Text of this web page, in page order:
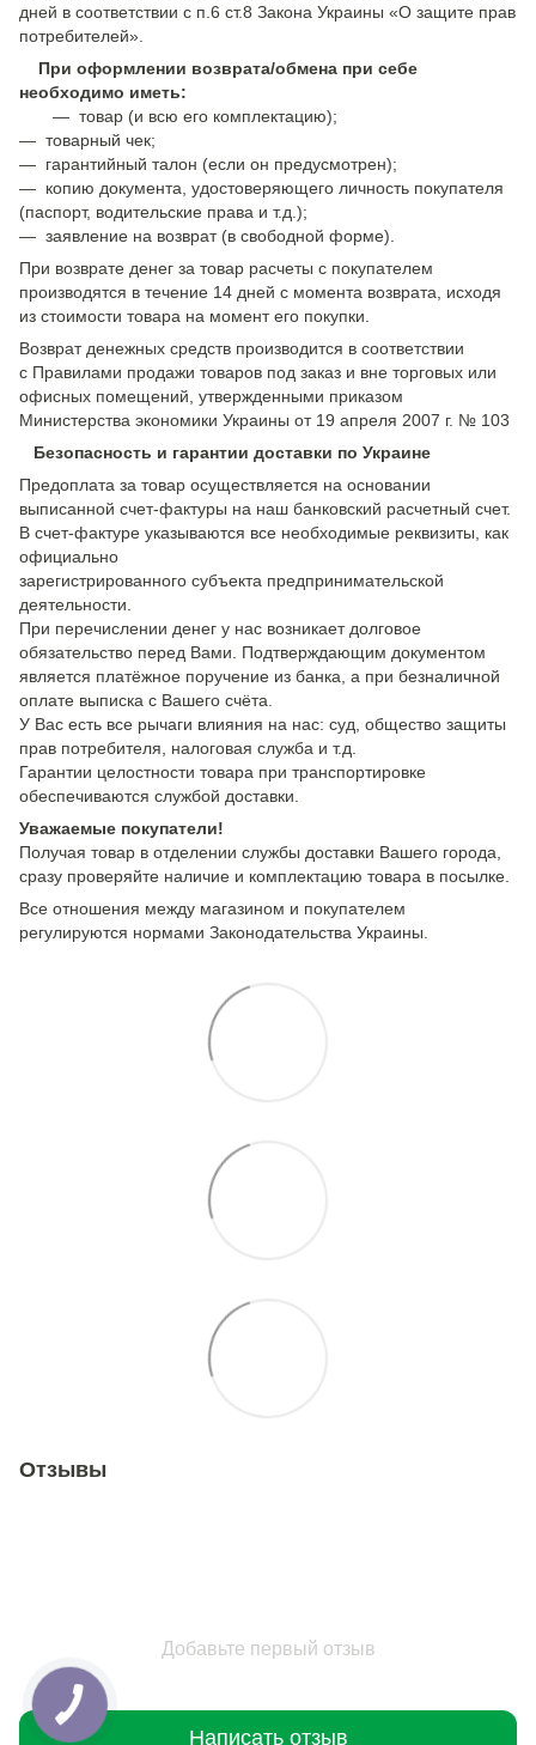
дней в соответствии с п.6 ст.8 Закона Украины «О защите прав
потребителей».
При оформлении возврата/обмена при себе
необходимо иметь:
— товар (и всю его комплектацию);
— товарный чек;
— гарантийный талон (если он предусмотрен);
— копию документа, удостоверяющего личность покупателя
(паспорт, водительские права и т.д.);
— заявление на возврат (в свободной форме).
При возврате денег за товар расчеты с покупателем
производятся в течение 14 дней с момента возврата, исходя
из стоимости товара на момент его покупки.
Возврат денежных средств производится в соответствии
с Правилами продажи товаров под заказ и вне торговых или
офисных помещений, утвержденными приказом
Министерства экономики Украины от 19 апреля 2007 г. № 103
Безопасность и гарантии доставки по Украине
Предоплата за товар осуществляется на основании
выписанной счет-фактуры на наш банковский расчетный счет.
В счет-фактуре указываются все необходимые реквизиты, как
официально
зарегистрированного субъекта предпринимательской
деятельности.
При перечислении денег у нас возникает долговое
обязательство перед Вами. Подтверждающим документом
является платёжное поручение из банка, а при безналичной
оплате выписка с Вашего счёта.
У Вас есть все рычаги влияния на нас: суд, общество защиты
прав потребителя, налоговая служба и т.д.
Гарантии целостности товара при транспортировке
обеспечиваются службой доставки.
Уважаемые покупатели!
Получая товар в отделении службы доставки Вашего города,
сразу проверяйте наличие и комплектацию товара в посылке.
Все отношения между магазином и покупателем
регулируются нормами Законодательства Украины.
Отзывы
Добавьте первый отзыв
Написать отзыв